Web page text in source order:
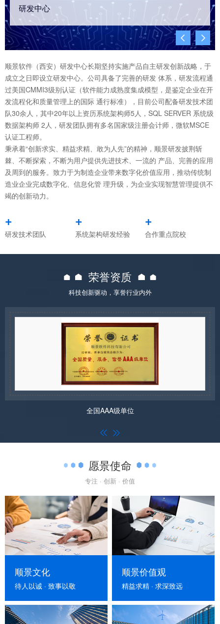
研发中心
 
顺景软件（西安）研发中心长期坚持实施产品自主研发创新战略，于
成立之日即设立研发中心。公司具备了完善的研发 体系，研发流程通
过美国CMMI3级别认证（软件能力成熟度集成模型，是鉴定企业在开
发流程化和质量管理上的国际 通行标准），目前公司配备研发技术团
队30余人，其中20年以上资历系统架构师5人，SQL SERVER 系统级
数据架构师 2人，研发团队拥有多名国家级注册会计师，微软MSCE
认证工程师。
秉承着“创新求实、精益求精、敢为人先”的精神，顺景研发披荆斩
棘、不断探索，不断为用户提供先进技术、一流的 产品、完善的应用
及周到的服务。致力于为制造企业带来数字化价值应用，推动传统制
造业企业完成数字化、信息化管 理升级，为企业实现智慧管理提供不
竭的创新动力。
+
研发技术团队
+
系统架构研发经验
+
合作重点院校
荣誉资质
科技创新驱动，享誉行业内外
全国AAA级单位
 
愿景使命
专注 · 创新 · 价值
顺景文化
待人以诚 · 致事以敬
顺景价值观
精益求精 · 求深致远